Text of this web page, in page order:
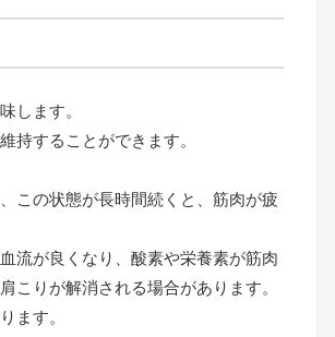
します。
持することができます。
この状態が長時間続くと、筋肉が疲
流が良くなり、酸素や栄養素が筋肉
こりが解消される場合があります。
ます。